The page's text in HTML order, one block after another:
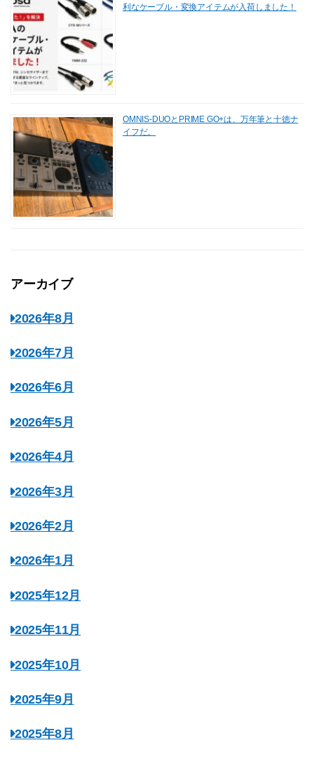
利なケーブル・変換アイテムが入荷しました！
OMNIS-DUOとPRIME GO+は、万年筆と十徳ナ
イフだ。
アーカイブ
2026年8月
2026年7月
2026年6月
2026年5月
2026年4月
2026年3月
2026年2月
2026年1月
2025年12月
2025年11月
2025年10月
2025年9月
2025年8月